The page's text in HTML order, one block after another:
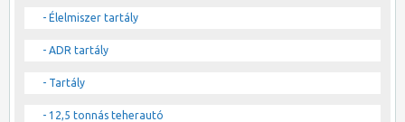
- Élelmiszer tartály
- ADR tartály
- Tartály
- 12,5 tonnás teherautó